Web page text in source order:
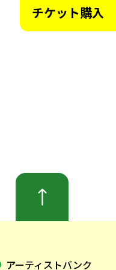
チケット購入
アーティストバンク